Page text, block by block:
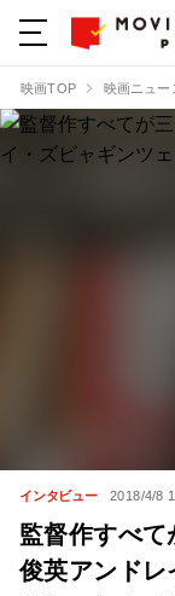
映画TOP 映画ニュー
インタビュー 2018/4/8
監督作すべ
俊英アンドレ